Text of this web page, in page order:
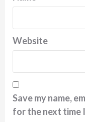
Website
Save my name,
for the next time